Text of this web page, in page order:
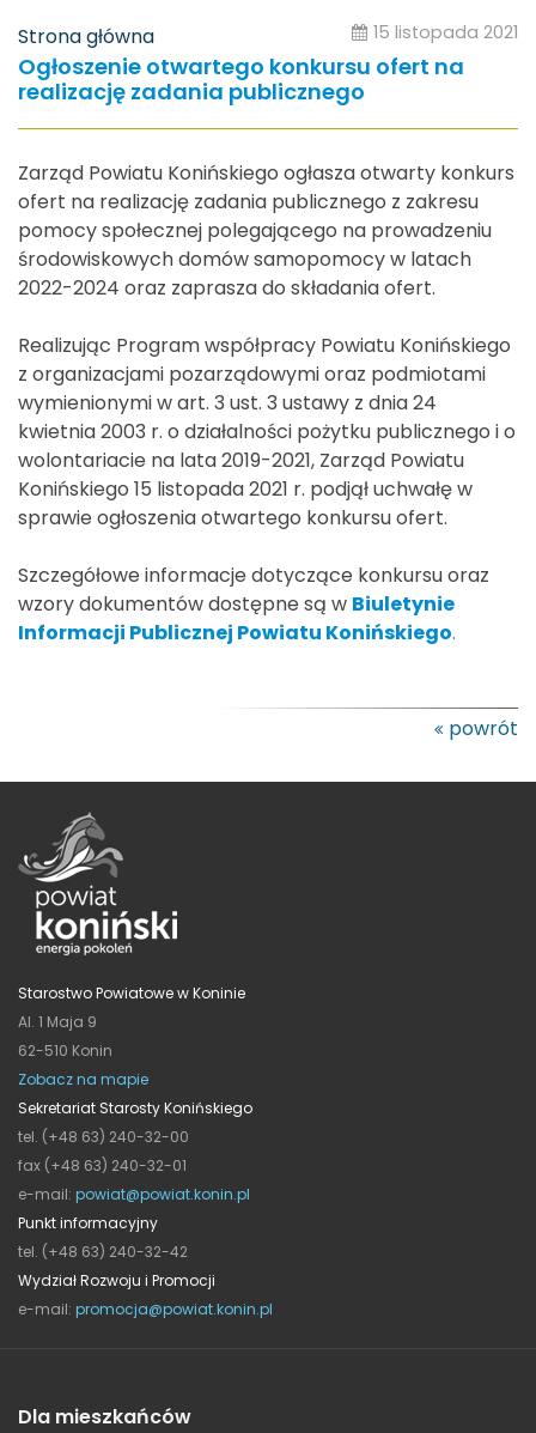
Strona główna 15 listopada 2021
Ogłoszenie otwartego konkursu ofert na
realizację zadania publicznego
Zarząd Powiatu Konińskiego ogłasza otwarty konkurs
ofert na realizację zadania publicznego z zakresu
pomocy społecznej polegającego na prowadzeniu
środowiskowych domów samopomocy w latach
2022-2024 oraz zaprasza do składania ofert.
Realizując Program współpracy Powiatu Konińskiego
z organizacjami pozarządowymi oraz podmiotami
wymienionymi w art. 3 ust. 3 ustawy z dnia 24
kwietnia 2003 r. o działalności pożytku publicznego i o
wolontariacie na lata 2019-2021, Zarząd Powiatu
Konińskiego 15 listopada 2021 r. podjął uchwałę w
sprawie ogłoszenia otwartego konkursu ofert.
Szczegółowe informacje dotyczące konkursu oraz
wzory dokumentów dostępne są w Biuletynie
Informacji Publicznej Powiatu Konińskiego.
powrót
Starostwo Powiatowe w Koninie
Al. 1 Maja 9
62-510 Konin
Zobacz na mapie
Sekretariat Starosty Konińskiego
tel. (+48 63) 240-32-00
fax (+48 63) 240-32-01
e-mail: powiat@powiat.konin.pl
Punkt informacyjny
tel. (+48 63) 240-32-42
Wydział Rozwoju i Promocji
e-mail: promocja@powiat.konin.pl
Dla mieszkańców